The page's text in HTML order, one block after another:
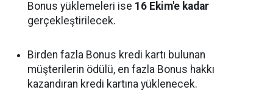
Bonus yüklemeleri ise 16 Ekim'e kadar
gerçekleştirilecek.
Birden fazla Bonus kredi kartı bulunan
müşterilerin ödülü, en fazla Bonus hakkı
kazandıran kredi kartına yüklenecek.